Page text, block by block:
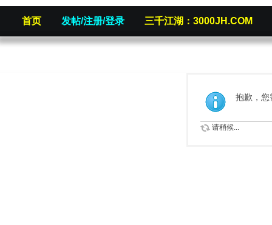
首页 发帖/注册/登录 三千江湖：3000JH.COM
抱歉，您
请稍候...